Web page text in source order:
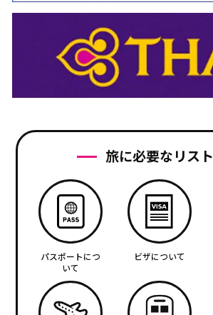
旅に必要なリスト
パスポートにつ
いて
ビザについて